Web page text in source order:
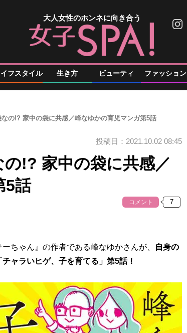
大人女性のホンネに向き合う
フスタイル 生き方 ビューティ ファッション
の!? 家中の袋に共感／峰なゆかの育児マンガ第5話
投稿日：2021.10.02 08:45
!? 家中の袋に共感／
5話
コメント
ちゃん』の作者である峰なゆかさんが、
自身の
ャラいヒゲ、子を育てる」第5話！